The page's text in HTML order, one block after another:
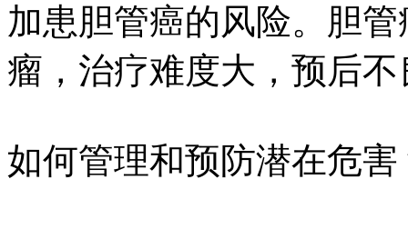
加患胆管癌的风险。胆
瘤，治疗难度大，预后不
如何管理和预防潜在危害